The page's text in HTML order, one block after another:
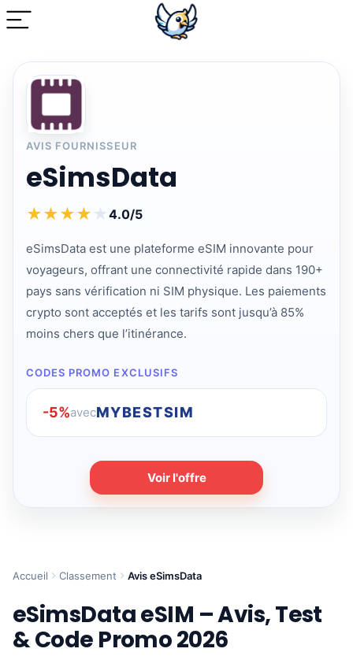
AVIS FOURNISSEUR
eSimsData
★★★★ ★4.0/5
eSimsData est une plateforme eSIM innovante pour
voyageurs, offrant une connectivité rapide dans 190+
pays sans vérification ni SIM physique. Les paiements
crypto sont acceptés et les tarifs sont jusqu’à 85%
moins chers que l’itinérance.
CODES PROMO EXCLUSIFS
-5%avecMYBESTSIM
Voir l'offre
Accueil Classement Avis eSimsData
eSimsData eSIM – Avis, Test
& Code Promo 2026